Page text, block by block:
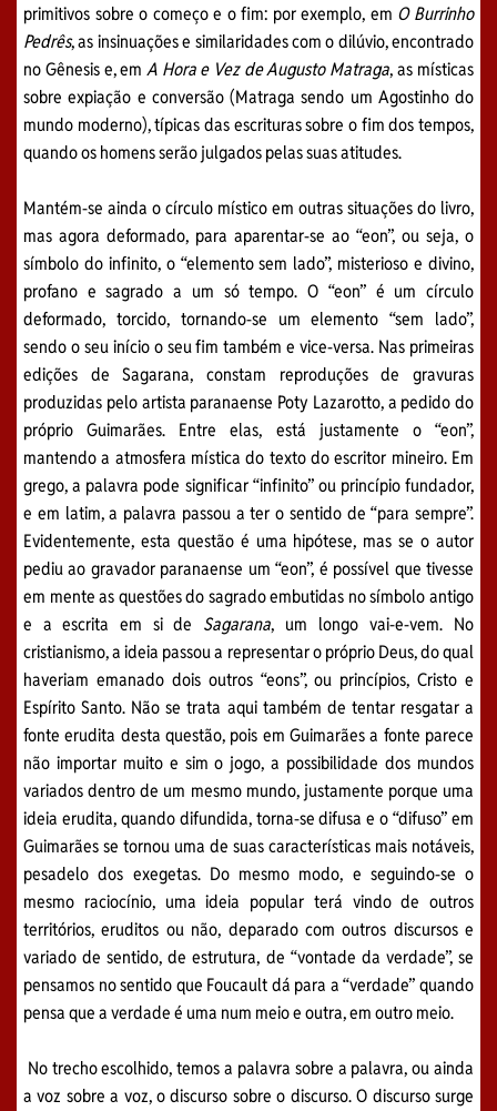
primitivos sobre o começo e o fim: por exemplo, em O Burrinho
Pedrês, as insinuações e similaridades com o dilúvio, encontrado
no Gênesis e, em A Hora e Vez de Augusto Matraga, as místicas
sobre expiação e conversão (Matraga sendo um Agostinho do
mundo moderno), típicas das escrituras sobre o fim dos tempos,
quando os homens serão julgados pelas suas atitudes.
Mantém-se ainda o círculo místico em outras situações do livro,
mas agora deformado, para aparentar-se ao “eon”, ou seja, o
símbolo do infinito, o “elemento sem lado”, misterioso e divino,
profano e sagrado a um só tempo. O “eon” é um círculo
deformado, torcido, tornando-se um elemento “sem lado”,
sendo o seu início o seu fim também e vice-versa. Nas primeiras
edições de Sagarana, constam reproduções de gravuras
produzidas pelo artista paranaense Poty Lazarotto, a pedido do
próprio Guimarães. Entre elas, está justamente o “eon”,
mantendo a atmosfera mística do texto do escritor mineiro. Em
grego, a palavra pode significar “infinito” ou princípio fundador,
e em latim, a palavra passou a ter o sentido de “para sempre”.
Evidentemente, esta questão é uma hipótese, mas se o autor
pediu ao gravador paranaense um “eon”, é possível que tivesse
em mente as questões do sagrado embutidas no símbolo antigo
e a escrita em si de Sagarana, um longo vai-e-vem. No
cristianismo, a ideia passou a representar o próprio Deus, do qual
haveriam emanado dois outros “eons”, ou princípios, Cristo e
Espírito Santo. Não se trata aqui também de tentar resgatar a
fonte erudita desta questão, pois em Guimarães a fonte parece
não importar muito e sim o jogo, a possibilidade dos mundos
variados dentro de um mesmo mundo, justamente porque uma
ideia erudita, quando difundida, torna-se difusa e o “difuso” em
Guimarães se tornou uma de suas características mais notáveis,
pesadelo dos exegetas. Do mesmo modo, e seguindo-se o
mesmo raciocínio, uma ideia popular terá vindo de outros
territórios, eruditos ou não, deparado com outros discursos e
variado de sentido, de estrutura, de “vontade da verdade”, se
pensamos no sentido que Foucault dá para a “verdade” quando
pensa que a verdade é uma num meio e outra, em outro meio.
No trecho escolhido, temos a palavra sobre a palavra, ou ainda
a voz sobre a voz, o discurso sobre o discurso. O discurso surge